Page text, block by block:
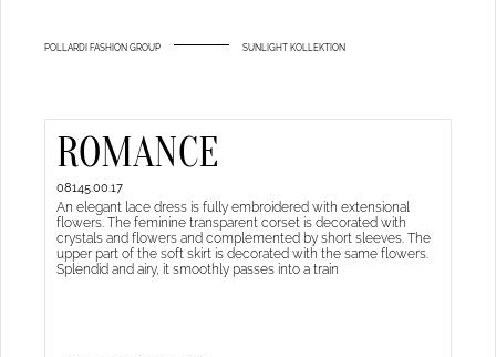
POLLARDI FASHION GROUP SUNLIGHT KOLLEKTION
ROMANCE
08145.00.17
An elegant lace dress is fully embroidered with extensional
flowers. The feminine transparent corset is decorated with
crystals and flowers and complemented by short sleeves. The
upper part of the soft skirt is decorated with the same flowers.
Splendid and airy, it smoothly passes into a train